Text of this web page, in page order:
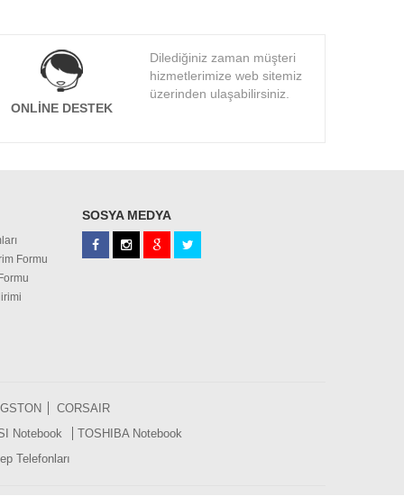
ONLINE DESTEK
Dilediğiniz zaman müşteri
hizmetlerimize web sitemiz
üzerinden ulaşabilirsiniz.
Formu
SOSYA MEDYA
CORSAIR
Notebook
TOSHIBA Notebook
Telefonları